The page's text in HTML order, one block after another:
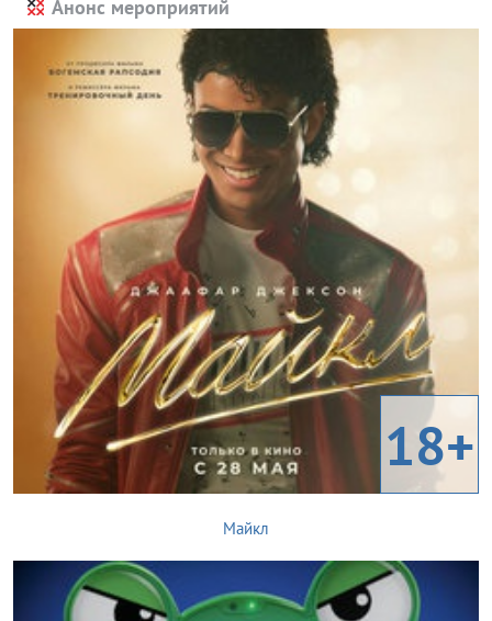
Анонс мероприятий
18+
Майкл